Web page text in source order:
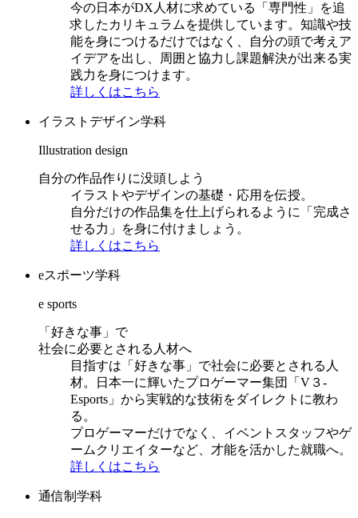
今の日本がDX人材に求めている「専門性」を追
求したカリキュラムを提供しています。知識や技
能を身につけるだけではなく、自分の頭で考えア
イデアを出し、周囲と協力し課題解決が出来る実
践力を身につけます。
詳しくはこちら
イラストデザイン学科
Illustration design
自分の作品作りに没頭しよう
イラストやデザインの基礎・応用を伝授。
自分だけの作品集を仕上げられるように「完成さ
せる力」を身に付けましょう。
詳しくはこちら
eスポーツ学科
e sports
「好きな事」で
社会に必要とされる人材へ
目指すは「好きな事」で社会に必要とされる人
材。日本一に輝いたプロゲーマー集団「V３-
Esports」から実戦的な技術をダイレクトに教わ
る。
プロゲーマーだけでなく、イベントスタッフやゲ
ームクリエイターなど、才能を活かした就職へ。
詳しくはこちら
通信制学科